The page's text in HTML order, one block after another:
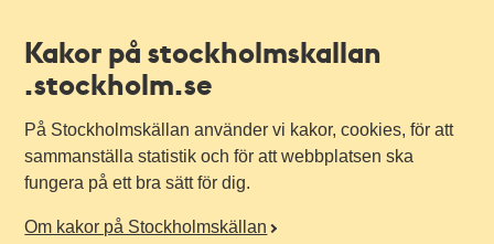
Kakor på stockholmskallan
.stockholm.se
På Stockholmskällan använder vi kakor, cookies, för att
sammanställa statistik och för att webbplatsen ska
fungera på ett bra sätt för dig.
Om kakor på Stockholmskällan